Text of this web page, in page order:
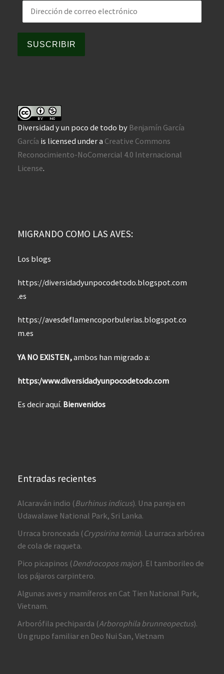
Dirección de correo electrónico
SUSCRIBIR
Diversidad y un poco de todo by Benjamín García
García is licensed under a Creative Commons
Reconocimiento-NoComercial 4.0 Internacional
License.
MIGRANDO COMO LAS AVES:
Los blogs
https://diversidadyunpocodetodo.blogspot.com
.es
https://avesdeflamencoporbulerias.blogspot.co
m.es
YA NO EXISTEN,ambos han migrado a:
https:/www.diversidadyunpocodetodo.com
Es decir aquí. Bienvenidos
Entradas recientes
Alcaraván indio (Burhinus indicus). Una pareja en
Udawalawe National Park, Sri Lanka.
Urraca bronceada (Crypsirina temia). La urraca arbórea
de cola de raqueta.
Pico picapinos (Dendrocopos major). El tamborileo de
los pájaros carpintero.
Algunas aves y mamíferos en Cat Tien National Park,
Vietnam.
Arborófila pechiparda (Arborophila brunneopectus).
Un grupo familiar en Deo Nui San, Vietnam